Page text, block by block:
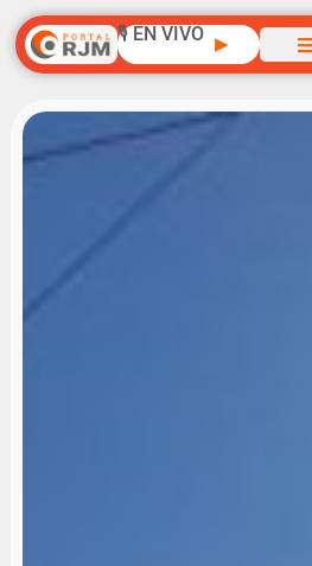
🎙️ EN VIVO ▶